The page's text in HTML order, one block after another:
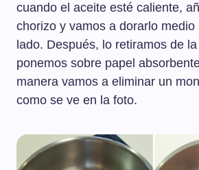
cuando el aceite esté caliente,
chorizo y vamos a dorarlo
lado. Después, lo retiramos de
ponemos sobre papel
manera vamos a eliminar un
como se ve en la foto.